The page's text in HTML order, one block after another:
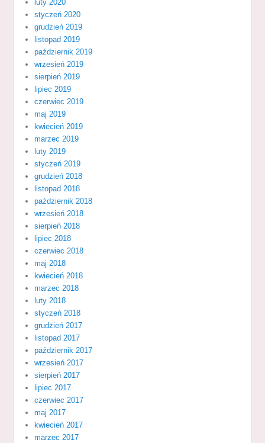
luty 2020
styczeń 2020
grudzień 2019
listopad 2019
październik 2019
wrzesień 2019
sierpień 2019
lipiec 2019
czerwiec 2019
maj 2019
kwiecień 2019
marzec 2019
luty 2019
styczeń 2019
grudzień 2018
listopad 2018
październik 2018
wrzesień 2018
sierpień 2018
lipiec 2018
czerwiec 2018
maj 2018
kwiecień 2018
marzec 2018
luty 2018
styczeń 2018
grudzień 2017
listopad 2017
październik 2017
wrzesień 2017
sierpień 2017
lipiec 2017
czerwiec 2017
maj 2017
kwiecień 2017
marzec 2017